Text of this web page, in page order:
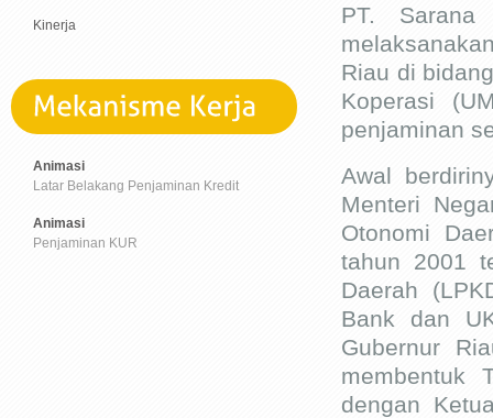
PT.
Riau di
Koperasi
penjaminan
Awal
Menteri
Otonomi
tahun 2001
Daerah
Bank dan
Gubernur
membentuk
dengan
Kinerja
Animasi
Latar Belakang Penjaminan Kredit
Animasi
Penjaminan KUR